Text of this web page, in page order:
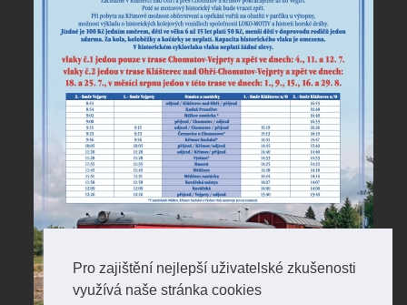
Pro zajištění nejlepší uživatelské zkušenosti
využívá naše stránka cookies